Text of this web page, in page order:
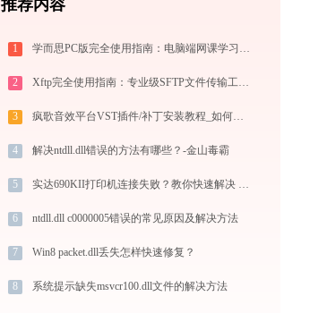
推荐内容
1 学而思PC版完全使用指南：电脑端网课学习从安装到高效上课（2026最新）
2 Xftp完全使用指南：专业级SFTP文件传输工具从安装到精通（2026最新）
3 疯歌音效平台VST插件/补丁安装教程_如何加载插件效果包
4 解决ntdll.dll错误的方法有哪些？-金山毒霸
5 实达690KII打印机连接失败？教你快速解决 -金山毒霸
6 ntdll.dll c0000005错误的常见原因及解决方法
7 Win8 packet.dll丢失怎样快速修复？
8 系统提示缺失msvcr100.dll文件的解决方法